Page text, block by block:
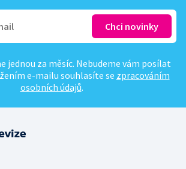
jednou za měsíc. Nebudeme vám posílat
e-mailu souhlasíte se zpracováním
osobních údajů.